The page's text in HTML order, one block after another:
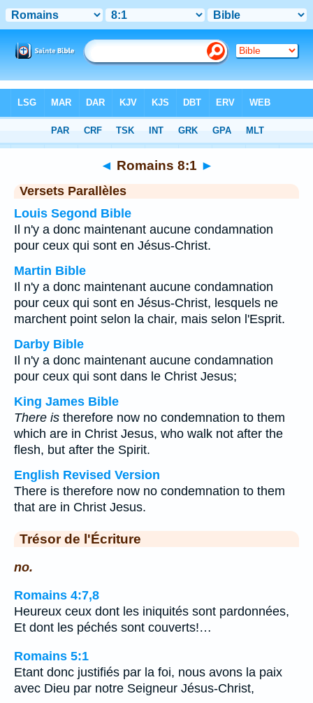
Chapitre 8 > Verset 1
◄ Romains 8:1 ►
Versets Parallèles
Louis Segond Bible
Il n'y a donc maintenant aucune condamnation
pour ceux qui sont en Jésus-Christ.
Martin Bible
Il n'y a donc maintenant aucune condamnation
pour ceux qui sont en Jésus-Christ, lesquels ne
marchent point selon la chair, mais selon l'Esprit.
Darby Bible
Il n'y a donc maintenant aucune condamnation
pour ceux qui sont dans le Christ Jesus;
King James Bible
There is therefore now no condemnation to them
which are in Christ Jesus, who walk not after the
flesh, but after the Spirit.
English Revised Version
There is therefore now no condemnation to them
that are in Christ Jesus.
Trésor de l'Écriture
no.
Romains 4:7,8
Heureux ceux dont les iniquités sont pardonnées,
Et dont les péchés sont couverts!…
Romains 5:1
Etant donc justifiés par la foi, nous avons la paix
avec Dieu par notre Seigneur Jésus-Christ,